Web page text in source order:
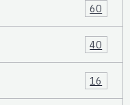
60
40
16